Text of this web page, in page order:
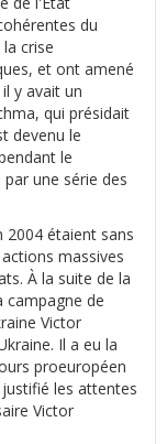
du
crise
et ont amené
y avait un
qui présidait
devenu le
le
une série des
2004 étaient sans
massives
À la suite de la
campagne de
Victor
Il a eu la
proeuropéen
les attentes
Victor